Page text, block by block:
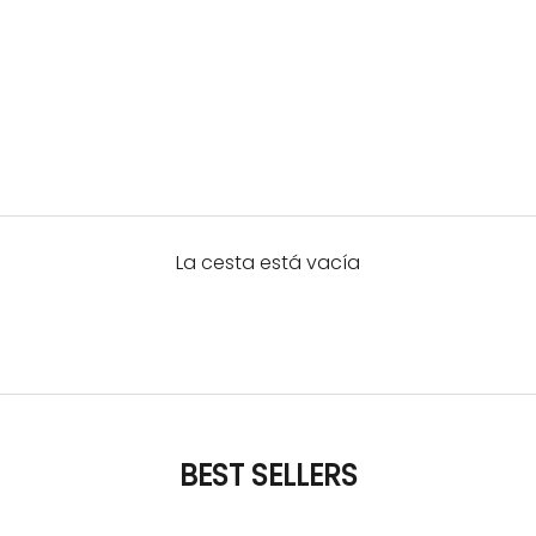
La cesta está vacía
BEST SELLERS